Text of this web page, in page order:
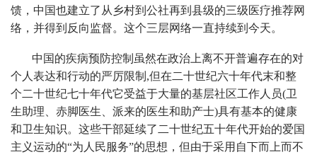
馈，中国也建立了从乡村到公社再到县级的三级医疗推荐网
络，并得到反向监督。这个三层网络一直持续到今天。
中国的疾病预防控制虽然在政治上离不开普遍存在的对
个人表达和行动的严厉限制,但在二十世纪六十年代末和整
个二十世纪七十年代它受益于大量的基层社区工作人员(卫
生助理、赤脚医生、派来的医生和助产士)具有基本的健康
和卫生知识。这些干部延续了二十世纪五十年代开始的爱国
主义运动的“为人民服务”的思想，但由于采用自下而上而不